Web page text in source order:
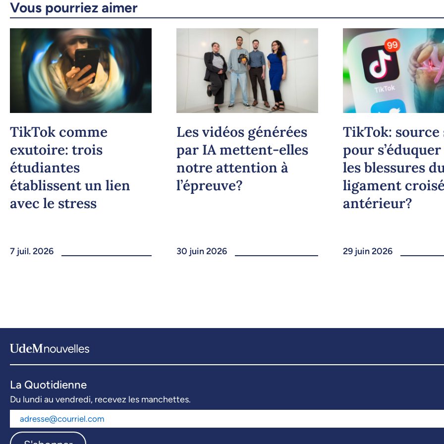
Vous pourriez aimer
TikTok comme
exutoire: trois
étudiantes
établissent un lien
avec le stress
7 juil. 2026
Les vidéos générées
par IA mettent-elles
notre attention à
l’épreuve?
30 juin 2026
TikTok: source
pour
les blessures
ligament
antérieur?
29 juin 2026
La Quotidienne
Du lundi au vendredi, recevez les manchettes.